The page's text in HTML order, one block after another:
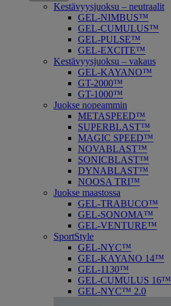
Kestävyysjuoksu – neutraalit
GEL-NIMBUS™
GEL-CUMULUS™
GEL-PULSE™
GEL-EXCITE™
Kestävyysjuoksu – vakaus
GEL-KAYANO™
GT-2000™
GT-1000™
Juokse nopeammin
METASPEED™
SUPERBLAST™
MAGIC SPEED™
NOVABLAST™
SONICBLAST™
DYNABLAST™
NOOSA TRI™
Juokse maastossa
GEL-TRABUCO™
GEL-SONOMA™
GEL-VENTURE™
SportStyle
GEL-NYC™
GEL-KAYANO 14™
GEL-1130™
GEL-CUMULUS 16™
GEL-NYC™ 2.0